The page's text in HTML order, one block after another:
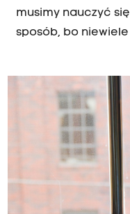
musimy nauczyć
sposób, bo
palmowe).